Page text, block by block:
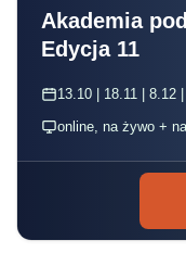
Akademia
Edycja 11
13.10 | 18.11 | 8.12
online, na żywo +